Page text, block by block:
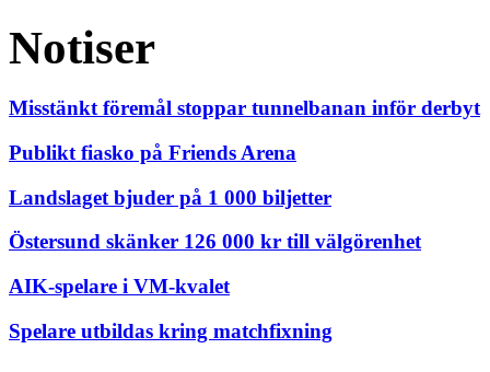
Notiser
Misstänkt föremål stoppar tunnelbanan inför derbyt
Publikt fiasko på Friends Arena
Landslaget bjuder på 1 000 biljetter
Östersund skänker 126 000 kr till välgörenhet
AIK-spelare i VM-kvalet
Spelare utbildas kring matchfixning